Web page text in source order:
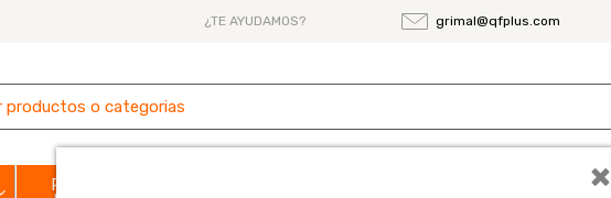
×
¿TE AYUDAMOS? grimal@qfplus.com
Pintura y